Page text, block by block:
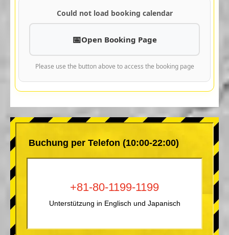
Could not load booking calendar
Open Booking Page
Please use the button above to access the booking page
Buchung per Telefon (10:00-22:00)
+81-80-1199-1199
Unterstützung in Englisch und Japanisch